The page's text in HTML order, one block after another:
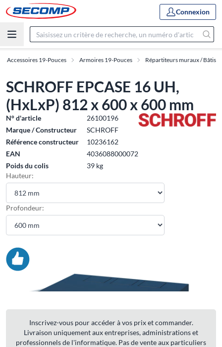
Connexion
Accessoires 19-Pouces Armoires 19-Pouces Répartiteurs muraux / Bâtis
SCHROFF EPCASE 16 UH,
(HxLxP) 812 x 600 x 600 mm
N° d'article
26100196
Marque / Constructeur
SCHROFF
Référence constructeur
10236162
EAN
4036088000072
Poids du colis
39 kg
Hauteur:
Profondeur:
Inscrivez-vous pour accéder à vos prix et commander.
Livraison uniquement aux entreprises, administrations et
professionnels de l'informatique. Pas de vente aux particuliers